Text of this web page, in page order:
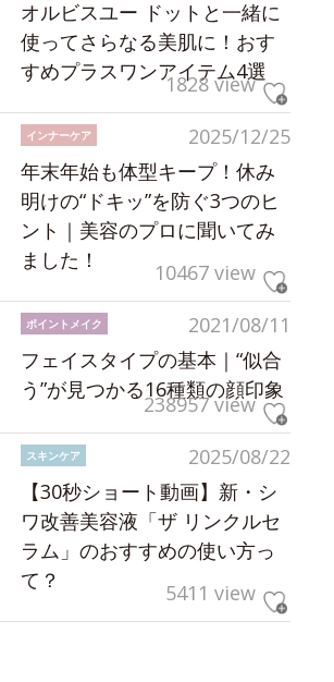
オルビスユー ドットと一緒に
使ってさらなる美肌に！おす
すめプラスワンアイテム4選
1828 view
2025/12/25
インナーケア
年末年始も体型キープ！休み
明けの“ドキッ”を防ぐ3つのヒ
ント｜美容のプロに聞いてみ
ました！
10467 view
2021/08/11
ポイントメイク
フェイスタイプの基本｜“似合
う”が見つかる16種類の顔印象
238957 view
2025/08/22
スキンケア
【30秒ショート動画】新・シ
ワ改善美容液「ザ リンクルセ
ラム」のおすすめの使い方っ
て？
5411 view